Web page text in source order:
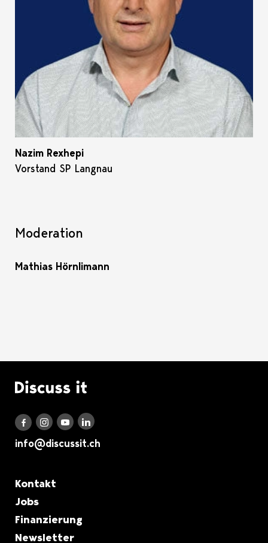
Nazim Rexhepi
Vorstand SP Langnau
Moderation
Mathias Hörnlimann
Logo Discuss it
Discuss it auf Facebook
Discuss it auf Instagram
Discuss it auf Youtube
Discuss it auf LinkedIn
info@discussit.ch
Metanavigation
Kontakt
Jobs
Finanzierung
Newsletter